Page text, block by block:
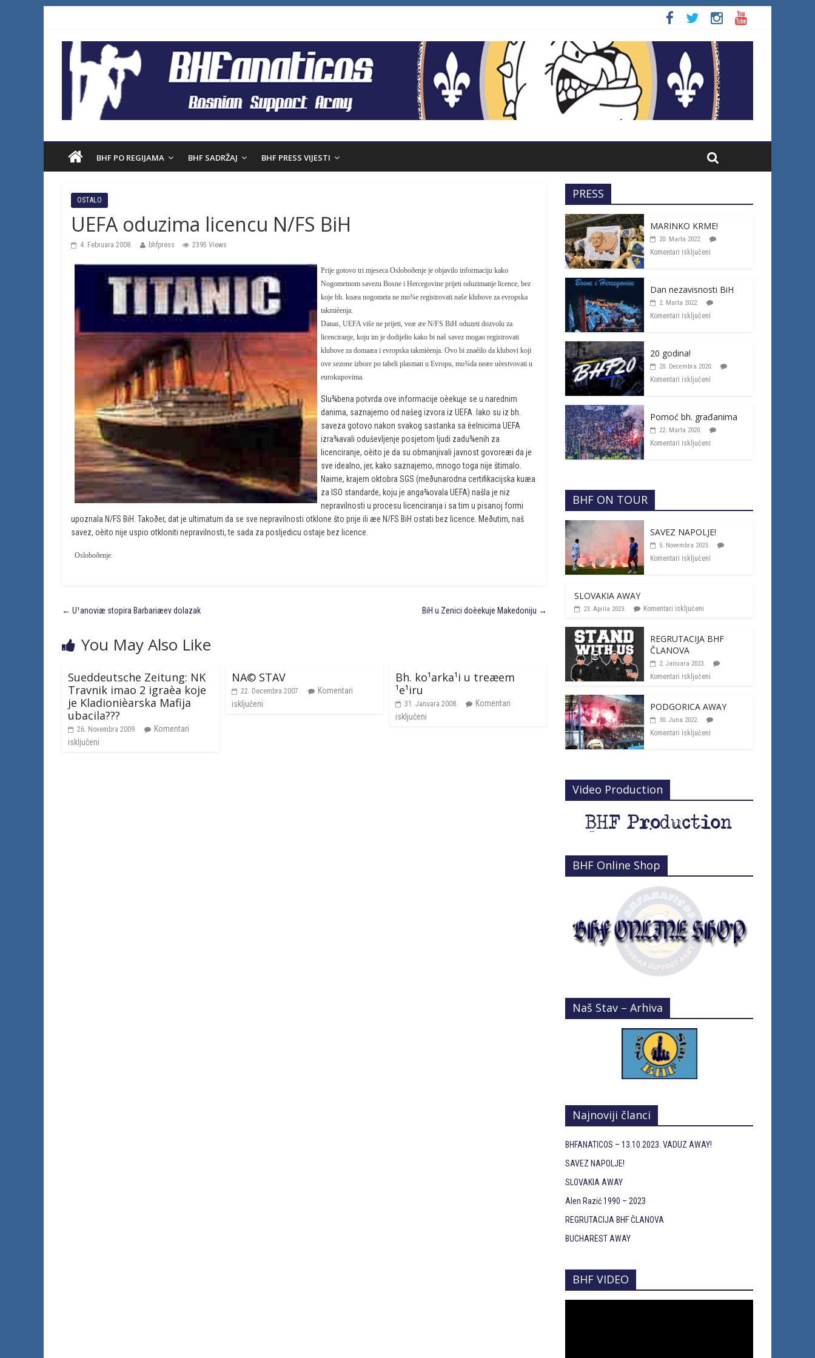
BHF PO REGIJAMA BHF SADRŽAJ BHF PRESS VIJESTI
OSTALO
UEFA oduzima licencu N/FS BiH
4. Februara 2008. bhfpress 2395 Views
Prije gotovo tri mjeseca Osloboðenje je objavilo informaciju kako
Nogometnom savezu Bosne i Hercegovine prijeti oduzimanje licence, bez
koje bh. kuæa nogometa ne mo¾e registrovati naše klubove za evropska
takmièenja.
Danas, UEFA više ne prijeti, veæ æe N/FS BiH oduzeti dozvolu za
licenciranje, koju im je dodijelio kako bi naš savez mogao registrovati
klubove za domaæa i evropska takmièenja. Ovo bi znaèilo da klubovi koji
ove sezone izbore po tabeli plasman u Evropu, mo¾da neæe uèestvovati u
eurokupovima.
Slu¾bena potvrda ove informacije oèekuje se u narednim
danima, saznajemo od našeg izvora iz UEFA. Iako su iz bh.
saveza gotovo nakon svakog sastanka sa èelnicima UEFA
izra¾avali oduševljenje posjetom ljudi zadu¾enih za
licenciranje, oèito je da su obmanjivali javnost govoreæi da je
sve idealno, jer, kako saznajemo, mnogo toga nije štimalo.
Naime, krajem oktobra SGS (meðunarodna certifikacijska kuæa
za ISO standarde, koju je anga¾ovala UEFA) našla je niz
nepravilnosti u procesu licenciranja i sa tim u pisanoj formi
upoznala N/FS BiH. Takoðer, dat je ultimatum da se sve nepravilnosti otklone što prije ili æe N/FS BiH ostati bez licence. Meðutim, naš
savez, oèito nije uspio otkloniti nepravilnosti, te sada za posljedicu ostaje bez licence.
Osloboðenje.
← U¹anoviæ stopira Barbariæev dolazak BiH u Zenici doèekuje Makedoniju →
You May Also Like
Sueddeutsche Zeitung: NK
Travnik imao 2 igraèa koje
je Kladionièarska Mafija
ubacila???
26. Novembra 2009.
Komentari
isključeni
NA© STAV
22. Decembra 2007.
Komentari
isključeni
Bh. ko¹arka¹i u treæem
¹e¹iru
31. Januara 2008.
Komentari
isključeni
PRESS
MARINKO KRME!
20. Marta 2022.
Komentari isključeni
Dan nezavisnosti BiH
2. Marta 2022.
Komentari isključeni
20 godina!
20. Decembra 2020.
Komentari isključeni
Pomoć bh. građanima
22. Marta 2020.
Komentari isključeni
BHF ON TOUR
SAVEZ NAPOLJE!
5. Novembra 2023.
Komentari isključeni
SLOVAKIA AWAY
23. Aprila 2023. Komentari isključeni
REGRUTACIJA BHF
ČLANOVA
2. Januara 2023.
Komentari isključeni
PODGORICA AWAY
30. Juna 2022.
Komentari isključeni
Video Production
BHF Online Shop
Naš Stav – Arhiva
Najnoviji članci
BHFANATICOS – 13.10.2023. VADUZ AWAY!
SAVEZ NAPOLJE!
SLOVAKIA AWAY
Alen Razić 1990 – 2023
REGRUTACIJA BHF ČLANOVA
BUCHAREST AWAY
BHF VIDEO